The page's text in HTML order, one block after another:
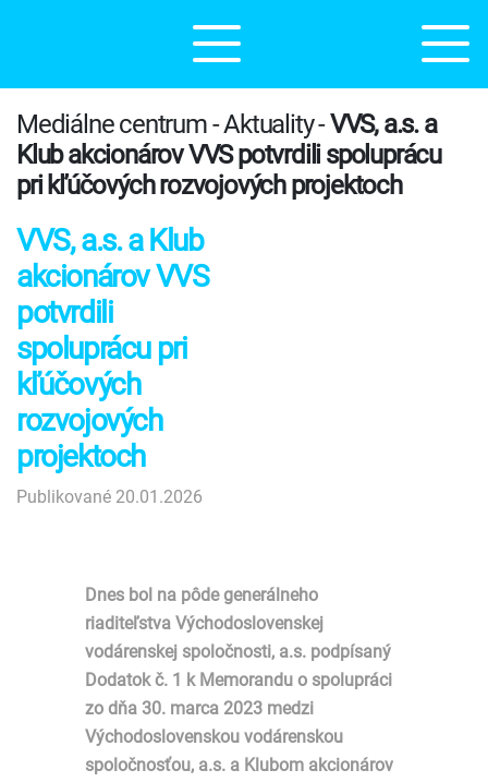
Mediálne centrum - Aktuality -VVS, a.s. a
Klub akcionárov VVS potvrdili spoluprácu
pri kľúčových rozvojových projektoch
VVS, a.s. a Klub
akcionárov VVS
potvrdili
spoluprácu pri
kľúčových
rozvojových
projektoch
Publikované 20.01.2026
Dnes bol na pôde generálneho
riaditeľstva Východoslovenskej
vodárenskej spoločnosti, a.s. podpísaný
Dodatok č. 1 k Memorandu o spolupráci
zo dňa 30. marca 2023 medzi
Východoslovenskou vodárenskou
spoločnosťou, a.s. a Klubom akcionárov